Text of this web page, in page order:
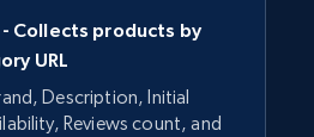
Collects products by
URL
Description, Initial
Reviews count, and